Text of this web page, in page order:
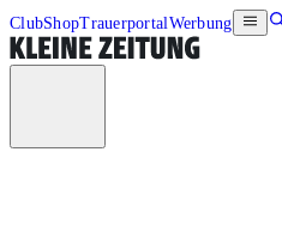
ClubShopTrauerportalWerbung